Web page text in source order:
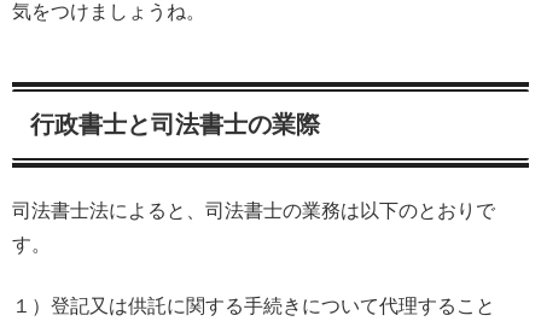
気をつけましょうね。
行政書士と司法書士の業際
司法書士法によると、司法書士の業務は以下のとおりで
す。
１）登記又は供託に関する手続きについて代理すること